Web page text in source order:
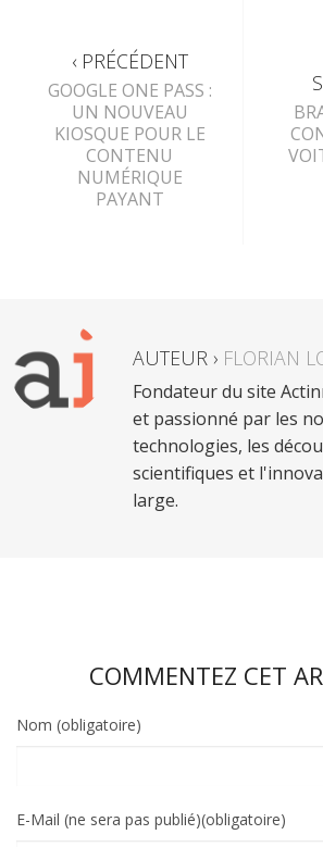
‹ PRÉCÉDENT
GOOGLE ONE PASS :
UN NOUVEAU
KIOSQUE POUR LE
CONTENU
NUMÉRIQUE
PAYANT
AUTEUR › FLORIAN
Fondateur du site
et passionné par les
technologies, les
scientifiques et
large.
COMMENTEZ CET
Nom (obligatoire)
E-Mail (ne sera pas publié)(obligatoire)